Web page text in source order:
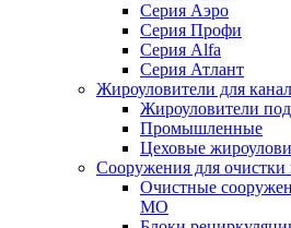
Серия Аэро
Серия Профи
Серия Alfa
Серия Атлант
Жироуловители для
Жироуловители
Промышленные
Цеховые
Сооружения для
Очистные
МО